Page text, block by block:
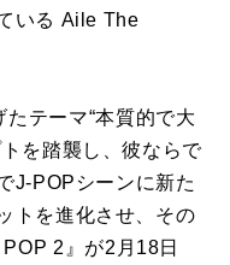
いる Aile The
テーマ“本質的で大
を踏襲し、彼ならで
J-POPシーンに新た
トを進化させ、その
2』が2月18日